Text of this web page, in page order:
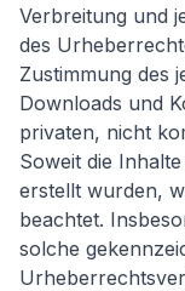
Verbreitung und
des
Zustimmung des
Downloads und
privaten, nicht
Soweit die
erstellt wurden,
beachtet.
solche